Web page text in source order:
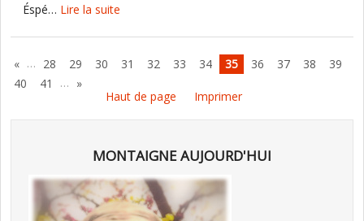
Éspé… Lire la suite
« … 28 29 30 31 32 33 34 35 36 37 38
39
40
41 … »
Haut de page
Imprimer
MONTAIGNE AUJOURD'HUI